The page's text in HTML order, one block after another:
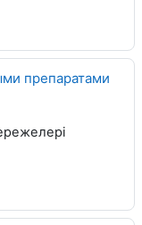
препаратами